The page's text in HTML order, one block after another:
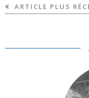
ARTICLE PLUS